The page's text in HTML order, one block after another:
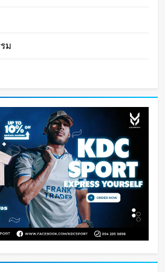
านจริง
น ago
ม